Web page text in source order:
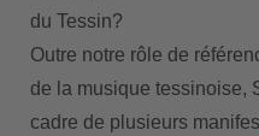
du Tessin?
Outre notre rôle de
de la musique tessinoise,
cadre de plusieurs